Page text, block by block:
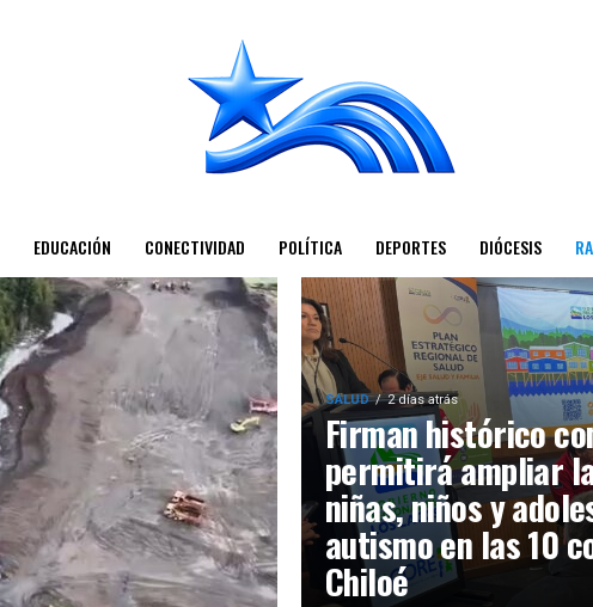
EDUCACIÓN CONECTIVIDAD POLÍTICA DEPORTES DIÓCESIS
SALUD 2 días atrás
Firman histórico
permitirá ampliar
niñas, niños y
autismo en las 10
Chiloé